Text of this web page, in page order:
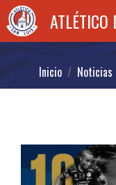
Inicio Noticias